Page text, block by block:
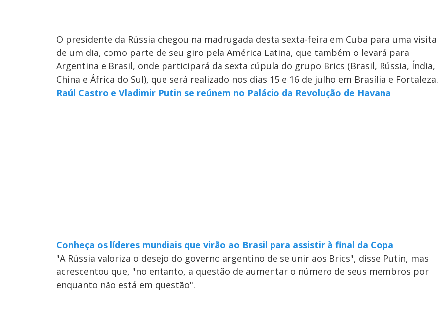
O presidente da Rússia chegou na madrugada desta sexta-feira em Cuba para uma visita
de um dia, como parte de seu giro pela América Latina, que também o levará para
Argentina e Brasil, onde participará da sexta cúpula do grupo Brics (Brasil, Rússia, Índia,
China e África do Sul), que será realizado nos dias 15 e 16 de julho em Brasília e Fortaleza.
Raúl Castro e Vladimir Putin se reúnem no Palácio da Revolução de Havana
Conheça os líderes mundiais que virão ao Brasil para assistir à final da Copa
"A Rússia valoriza o desejo do governo argentino de se unir aos Brics", disse Putin, mas
acrescentou que, "no entanto, a questão de aumentar o número de seus membros por
enquanto não está em questão".